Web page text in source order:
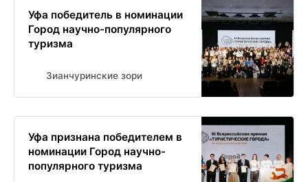
Уфа победитель в номинации
Город научно-популярного
туризма
Зианчуринские зори
Уфа признана победителем в
номинации Город научно-
популярного туризма